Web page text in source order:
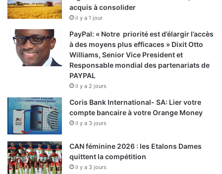
acquis à consolider
il y a 1 jour
PayPal: « Notre priorité est d’élargir l’accès
à des moyens plus efficaces » Dixit Otto
Williams, Senior Vice President et
Responsable mondial des partenariats de
PAYPAL
il y a 2 jours
Coris Bank International- SA: Lier votre
compte bancaire à votre Orange Money
il y a 3 jours
CAN féminine 2026 : les Etalons Dames
quittent la compétition
il y a 3 jours